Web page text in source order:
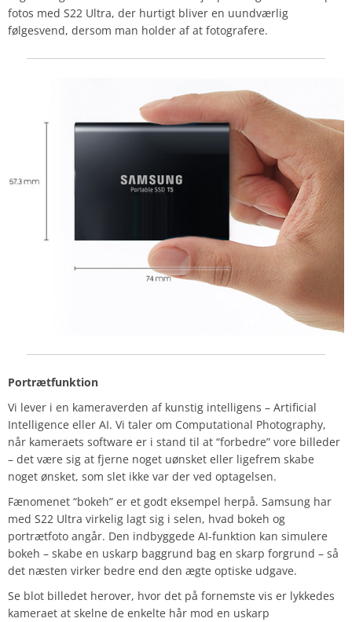
fotos med S22 Ultra, der hurtigt bliver en uundværlig
følgesvend, dersom man holder af at fotografere.
Portrætfunktion
Vi lever i en kameraverden af kunstig intelligens – Artificial
Intelligence eller AI. Vi taler om Computational Photography,
når kameraets software er i stand til at “forbedre” vore billeder
– det være sig at fjerne noget uønsket eller ligefrem skabe
noget ønsket, som slet ikke var der ved optagelsen.
Fænomenet “bokeh” er et godt eksempel herpå. Samsung har
med S22 Ultra virkelig lagt sig i selen, hvad bokeh og
portrætfoto angår. Den indbyggede AI-funktion kan simulere
bokeh – skabe en uskarp baggrund bag en skarp forgrund – så
det næsten virker bedre end den ægte optiske udgave.
Se blot billedet herover, hvor det på fornemste vis er lykkedes
kameraet at skelne de enkelte hår mod en uskarp